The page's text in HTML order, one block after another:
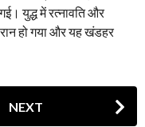
युद्ध में रत्नावति और
हो गया और यह खंडहर
NEXT